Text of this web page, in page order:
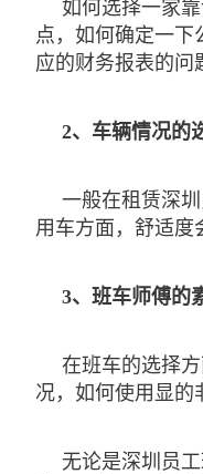
如何选择一家
点，如何确定一
应的财务报表的问
2、车辆情况的
一般在租赁深
用车方面，舒适度
3、班车师傅的
在班车的选择
况，如何使用显的
无论是深圳员